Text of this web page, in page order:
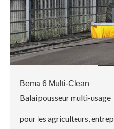
Bema 6 Multi-Clean
Balai pousseur multi-usage
pour les agriculteurs,